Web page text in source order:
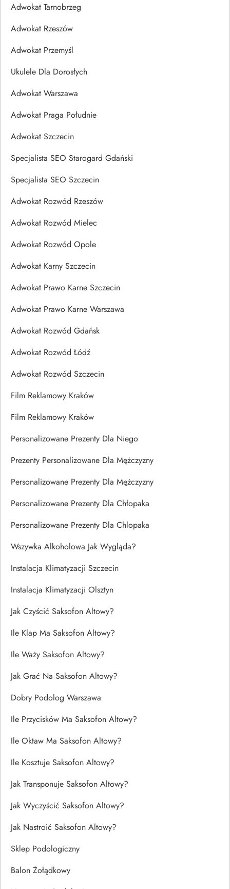
Adwokat Tarnobrzeg
Adwokat Rzeszów
Adwokat Przemyśl
Ukulele Dla Dorosłych
Adwokat Warszawa
Adwokat Praga Południe
Adwokat Szczecin
Specjalista SEO Starogard Gdański
Specjalista SEO Szczecin
Adwokat Rozwód Rzeszów
Adwokat Rozwód Mielec
Adwokat Rozwód Opole
Adwokat Karny Szczecin
Adwokat Prawo Karne Szczecin
Adwokat Prawo Karne Warszawa
Adwokat Rozwód Gdańsk
Adwokat Rozwód Łódź
Adwokat Rozwód Szczecin
Film Reklamowy Kraków
Film Reklamowy Kraków
Personalizowane Prezenty Dla Niego
Prezenty Personalizowane Dla Mężczyzny
Personalizowane Prezenty Dla Mężczyzny
Personalizowane Prezenty Dla Chłopaka
Personalizowane Prezenty Dla Chlopaka
Wszywka Alkoholowa Jak Wygląda?
Instalacja Klimatyzacji Szczecin
Instalacja Klimatyzacji Olsztyn
Jak Czyścić Saksofon Altowy?
Ile Klap Ma Saksofon Altowy?
Ile Waży Saksofon Altowy?
Jak Grać Na Saksofon Altowy?
Dobry Podolog Warszawa
Ile Przycisków Ma Saksofon Altowy?
Ile Oktaw Ma Saksofon Altowy?
Ile Kosztuje Saksofon Altowy?
Jak Transponuje Saksofon Altowy?
Jak Wyczyścić Saksofon Altowy?
Jak Nastroić Saksofon Altowy?
Sklep Podologiczny
Balon Żołądkowy